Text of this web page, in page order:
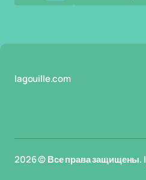
lagouille.com
2026 © Все права защищены. |